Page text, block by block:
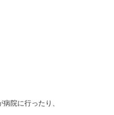
院に行ったり、